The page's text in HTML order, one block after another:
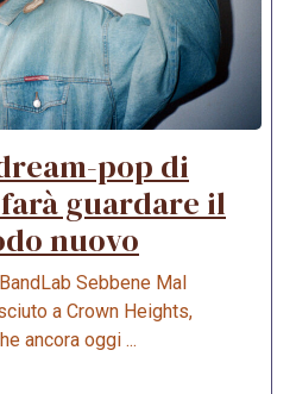
pop di
guardare il
nuovo
Sebbene Mal
a Crown Heights,
ancora oggi ...